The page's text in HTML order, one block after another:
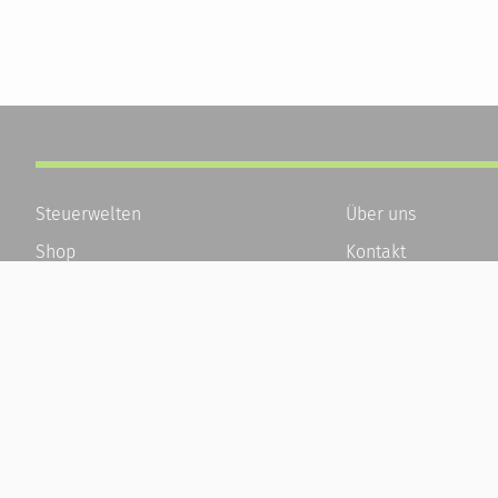
Steuerwelten
Shop
Über uns
Kontakt